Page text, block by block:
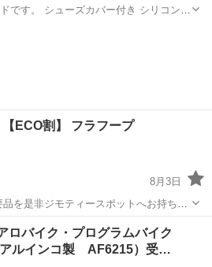
です。 シューズカバー付き シリコンス
ECO割】 フラフープ
8月3日
是非ジモティースポットへお持ち込
ポーツ・レジャー用品、こども用品、
本、CD・DVDなどが無料でまとめて持
ネス、トレーニング フラフープ
ロバイク・プログラムバイク
ルインコ製 AF6215）受…